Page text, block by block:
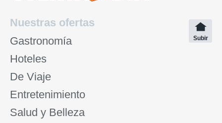
Nuestras ofertas
Gastronomía
Hoteles
De Viaje
Entretenimiento
Salud y Belleza
Subir